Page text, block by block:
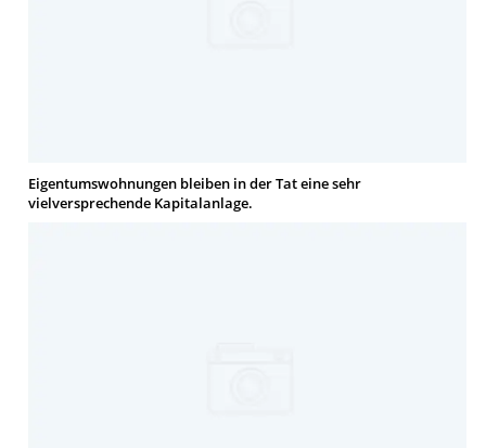
Eigentumswohnungen bleiben in der Tat eine sehr
vielversprechende Kapitalanlage.